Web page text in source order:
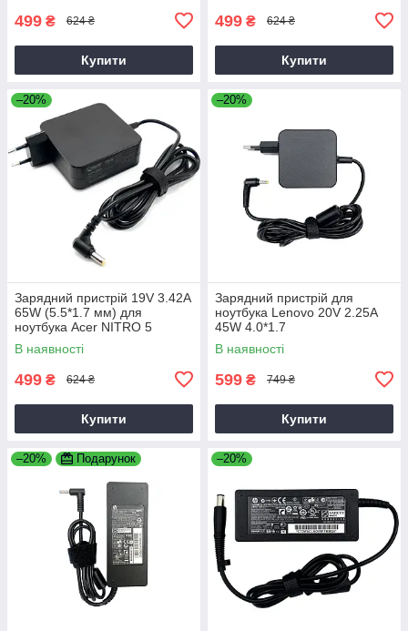
499 ₴ 624 ₴
Купити
499 ₴ 624 ₴
Купити
–20%
Зарядний пристрій 19V 3.42A
65W (5.5*1.7 мм) для
ноутбука Acer NITRO 5
AN515-31 65
В наявності
499 ₴ 624 ₴
Купити
–20%
Зарядний пристрій для
ноутбука Lenovo 20V 2.25A
45W 4.0*1.7
В наявності
599 ₴ 749 ₴
Купити
–20% Подарунок –20%